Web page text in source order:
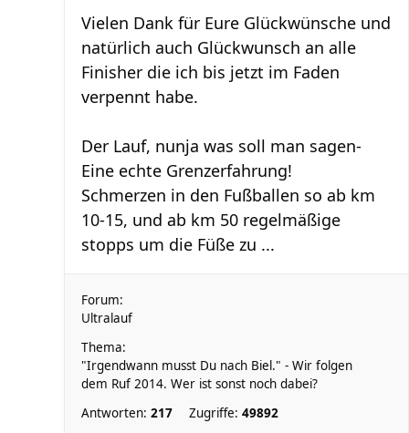
Vielen Dank für Eure Glückwünsche und
natürlich auch Glückwunsch an alle
Finisher die ich bis jetzt im Faden
verpennt habe.
Der Lauf, nunja was soll man sagen-
Eine echte Grenzerfahrung!
Schmerzen in den Fußballen so ab km
10-15, und ab km 50 regelmäßige
stopps um die Füße zu ...
Forum:
Ultralauf
Thema:
"Irgendwann musst Du nach Biel." - Wir folgen
dem Ruf 2014. Wer ist sonst noch dabei?
Antworten: 217 Zugriffe: 49892